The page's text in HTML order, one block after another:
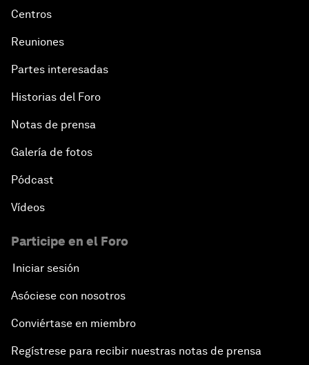
Centros
Reuniones
Partes interesadas
Historias del Foro
Notas de prensa
Galería de fotos
Pódcast
Vídeos
Participe en el Foro
Iniciar sesión
Asóciese con nosotros
Conviértase en miembro
Regístrese para recibir nuestras notas de prensa